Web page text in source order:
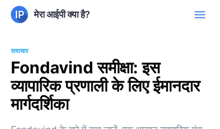
मेरा आईपी क्या है?
समाचार
Fondavind समीक्षा: इस
व्यापारिक प्रणाली के लिए ईमानदार
मार्गदर्शिका